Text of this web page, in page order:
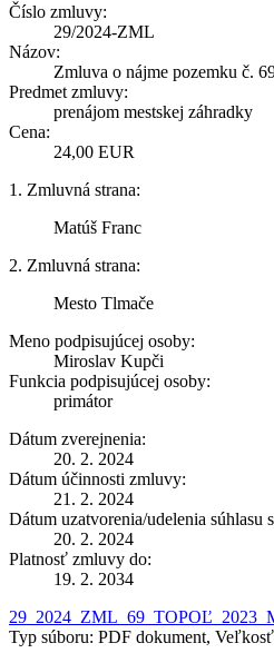
Číslo zmluvy:
29/2024-ZML
Názov:
Zmluva o nájme pozemku č.
Predmet zmluvy:
prenájom mestskej záhradky
Cena:
24,00 EUR
1. Zmluvná strana:
Matúš Franc
2. Zmluvná strana:
Mesto Tlmače
Meno podpisujúcej osoby:
Miroslav Kupči
Funkcia podpisujúcej osoby:
primátor
Dátum zverejnenia:
20. 2. 2024
Dátum účinnosti zmluvy:
21. 2. 2024
Dátum uzatvorenia/udelenia súhlasu
20. 2. 2024
Platnosť zmluvy do:
19. 2. 2034
Typ súboru: PDF dokument,